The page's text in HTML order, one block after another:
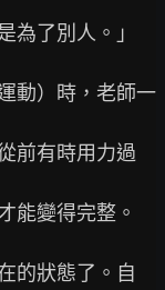
為了別人。」
動）時，老師一
前有時用力過
能變得完整。
的狀態了。自